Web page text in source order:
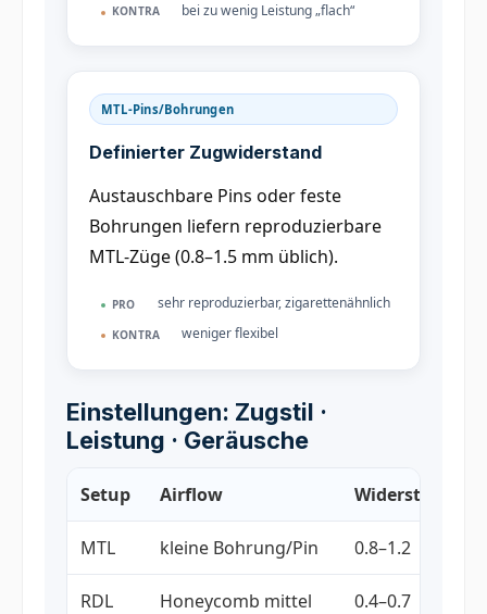
KONTRA bei zu wenig Leistung „flach“
MTL-Pins/Bohrungen
Definierter Zugwiderstand
Austauschbare Pins oder feste
Bohrungen liefern reproduzierbare
MTL-Züge (0.8–1.5 mm üblich).
PRO sehr reproduzierbar, zigarettenähnlich
KONTRA weniger flexibel
Einstellungen: Zugstil ·
Leistung · Geräusche
Setup Airflow Widerstand (Ω)
MTL kleine Bohrung/Pin 0.8–1.2
RDL Honeycomb mittel 0.4–0.7